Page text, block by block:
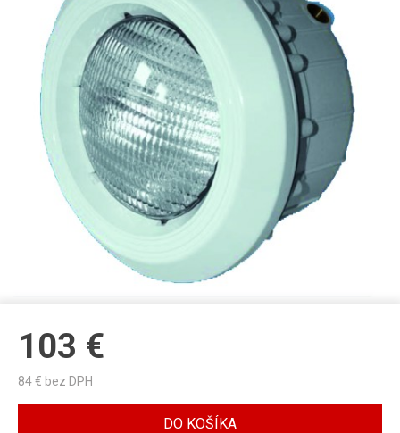
103 €
84€ bez DPH
DO KOŠÍKA